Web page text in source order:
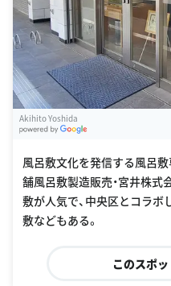
Akihito Yoshida
風呂敷文化を発信する風呂
舗風呂敷製造販売・宮井株式
敷が人気で、中央区とコラ
敷などもある。
このスポ